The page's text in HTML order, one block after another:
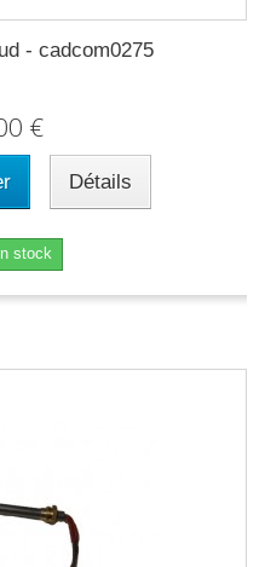
- cadcom0275
€
Détails
stock